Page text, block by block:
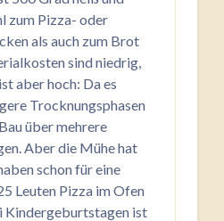
zum Pizza- oder
als auch zum Brot
sind niedrig,
aber hoch: Da es
Trocknungsphasen
über mehrere
Aber die Mühe hat
schon für eine
Leuten Pizza im Ofen
Kindergeburtstagen ist